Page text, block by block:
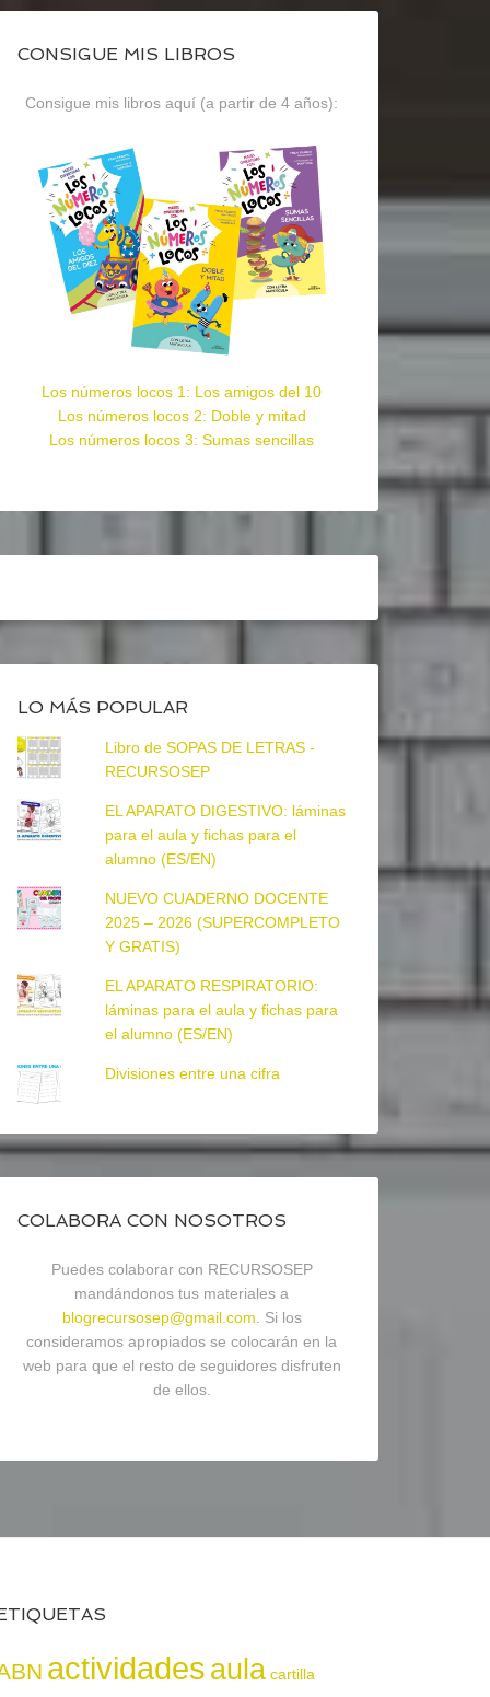
CONSIGUE MIS LIBROS
Consigue mis libros aquí (a partir de 4 años):
Los números locos 1: Los amigos del 10
Los números locos 2: Doble y mitad
Los números locos 3: Sumas sencillas
LO MÁS POPULAR
Libro de SOPAS DE LETRAS -
RECURSOSEP
EL APARATO DIGESTIVO: láminas
para el aula y fichas para el
alumno (ES/EN)
NUEVO CUADERNO DOCENTE
2025 – 2026 (SUPERCOMPLETO
Y GRATIS)
EL APARATO RESPIRATORIO:
láminas para el aula y fichas para
el alumno (ES/EN)
Divisiones entre una cifra
COLABORA CON NOSOTROS
Puedes colaborar con RECURSOSEP
mandándonos tus materiales a
blogrecursosep@gmail.com . Si los
consideramos apropiados se colocarán en la
web para que el resto de seguidores disfruten
de ellos.
actividadesaula cartilla